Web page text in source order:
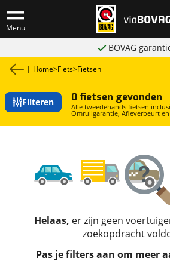
Menu
BOVAG
| Home>Fiets>Fietsen
Filteren 0 fietsen gevonden
Alle tweedehands fietsen
Omruilgarantie, Afleverbeurt
Helaas, er zijn geen
zoekopdracht
Pas je filters aan om meer